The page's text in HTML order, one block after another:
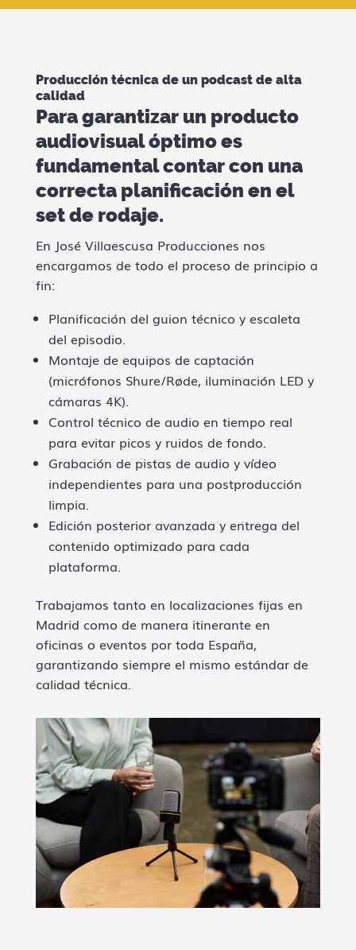
Producción técnica de un podcast de alta
calidad
Para garantizar un producto
audiovisual óptimo es
fundamental contar con una
correcta planificación en el
set de rodaje.
En José Villaescusa Producciones nos
encargamos de todo el proceso de principio a
fin:
Planificación del guion técnico y escaleta
del episodio.
Montaje de equipos de captación
(micrófonos Shure/Røde, iluminación LED y
cámaras 4K).
Control técnico de audio en tiempo real
para evitar picos y ruidos de fondo.
Grabación de pistas de audio y vídeo
independientes para una postproducción
limpia.
Edición posterior avanzada y entrega del
contenido optimizado para cada
plataforma.
Trabajamos tanto en localizaciones fijas en
Madrid como de manera itinerante en
oficinas o eventos por toda España,
garantizando siempre el mismo estándar de
calidad técnica.